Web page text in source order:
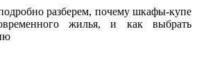
разберем, почему шкафы-купе
жилья, и как выбрать